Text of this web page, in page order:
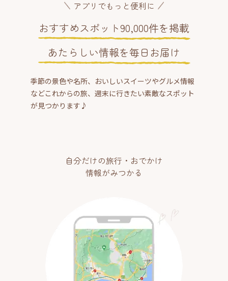
アプリでもっと便利に
おすすめスポット90,000件を掲載
あたらしい情報を毎日お届け
季節の景色や名所、おいしいスイーツやグルメ情報
などこれからの旅、週末に行きたい素敵なスポット
が見つかります♪
自分だけの旅行・おでかけ
情報がみつかる